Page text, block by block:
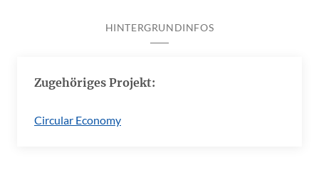
HINTERGRUNDINFOS
Zugehöriges Projekt:
Circular Economy